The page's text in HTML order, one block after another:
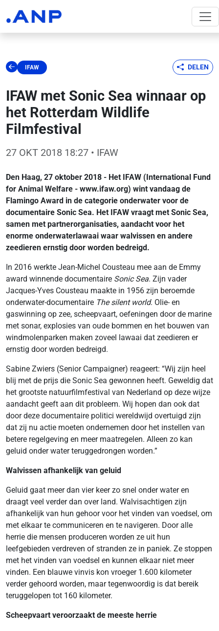
IFAW DELEN
IFAW met Sonic Sea winnaar op
het Rotterdam Wildlife
Filmfestival
27 OKT 2018 18:27 • IFAW
Den Haag, 27 oktober 2018 - Het IFAW (International Fund
for Animal Welfare - www.ifaw.org) wint vandaag de
Flamingo Award in de categorie onderwater voor de
documentaire Sonic Sea. Het IFAW vraagt met Sonic Sea,
samen met partnerorganisaties, aandacht voor het
enorme onderwaterlawaai waar walvissen en andere
zeedieren ernstig door worden bedreigd.
In 2016 werkte Jean-Michel Cousteau mee aan de Emmy
award winnende documentaire Sonic Sea. Zijn vader
Jacques-Yves Cousteau maakte in 1956 zijn beroemde
onderwater-documentaire The silent world. Olie- en
gaswinning op zee, scheepvaart, oefeningen door de marine
met sonar, explosies van oude bommen en het bouwen van
windmolenparken maken zoveel lawaai dat zeedieren er
ernstig door worden bedreigd.
Sabine Zwiers (Senior Campaigner) reageert: “Wij zijn heel
blij met de prijs die Sonic Sea gewonnen heeft. Geweldig dat
het grootste natuurfilmfestival van Nederland op deze wijze
aandacht geeft aan dit probleem. Wij hopen dan ook dat
door deze documentaire politici wereldwijd overtuigd zijn
dat zij nu actie moeten ondernemen door het instellen van
betere regelgeving en meer maatregelen. Alleen zo kan
geluid onder water teruggedrongen worden.”
Walvissen afhankelijk van geluid
Geluid gaat meer dan vier keer zo snel onder water en
draagt veel verder dan over land. Walvisachtigen zijn
afhankelijk van hun gehoor voor het vinden van voedsel, om
met elkaar te communiceren en te navigeren. Door alle
herrie die mensen produceren worden ze uit hun
leefgebieden verdreven of stranden ze in paniek. Ze stoppen
met het vinden van voedsel en kunnen elkaar niet meer
vinden. Een blauwe vinvis kon vroeger 1.600 kilometer
verder gehoord worden, maar tegenwoordig is dat bereik
teruggelopen tot 160 kilometer.
Scheepvaart veroorzaakt de meeste herrie